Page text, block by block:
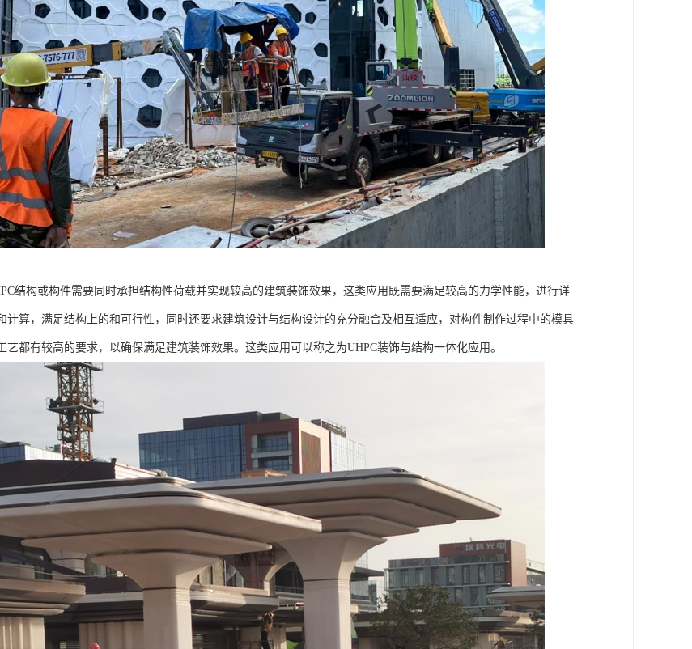
结构或构件需要同时承担结构性荷载并实现较高的建筑装饰效果，这类应用既需要满足较高的力学性能，进行详
计算，满足结构上的和可行性，同时还要求建筑设计与结构设计的充分融合及相互适应，对构件制作过程中的模具
艺都有较高的要求，以确保满足建筑装饰效果。这类应用可以称之为UHPC装饰与结构一体化应用。